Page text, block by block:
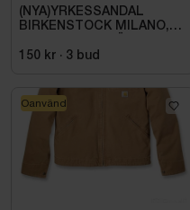
(NYA)YRKESSANDAL
BIRKENSTOCK MILANO,
SVART. STL 42
150 kr · 3 bud
Oanvänd